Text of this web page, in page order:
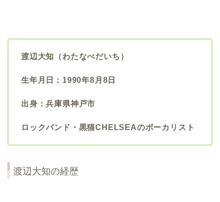
渡辺大知（わたなべだいち）
生年月日：1990年8月8日
出身：兵庫県神戸市
ロックバンド・黒猫CHELSEAのボーカリスト
渡辺大知の経歴